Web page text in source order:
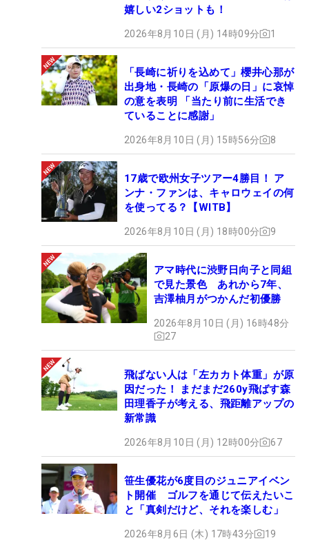
嬉しい2ショットも！
2026年8月10日 (月) 14時09分 1
「長崎に祈りを込めて」櫻井心那が
出身地・長崎の「原爆の日」に哀悼
の意を表明 「当たり前に生活でき
ていることに感謝」
2026年8月10日 (月) 15時56分 8
17歳で欧州女子ツアー4勝目！ ア
ンナ・ファンは、キャロウェイの何
を使ってる？【WITB】
2026年8月10日 (月) 18時00分 9
アマ時代に渋野日向子と同組
で見た景色 あれから7年、
吉澤柚月がつかんだ初優勝
2026年8月10日 (月) 16時48分
27
飛ばない人は「左カカト体重」が原
因だった！ まだまだ260y飛ばす森
田理香子が考える、飛距離アップの
新常識
2026年8月10日 (月) 12時00分 67
笹生優花が6度目のジュニアイベン
ト開催 ゴルフを通じて伝えたいこ
と「真剣だけど、それを楽しむ」
2026年8月6日 (木) 17時43分 19